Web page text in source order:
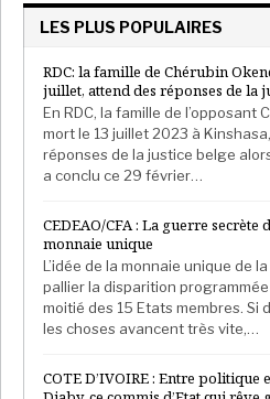
LES PLUS POPULAIRES
RDC: la famille de Chérubin
juillet, attend des réponses de la
En RDC, la famille de l’opposant
mort le 13 juillet 2023 à
réponses de la justice belge
a conclu ce 29 février…
CEDEAO/CFA : La guerre
monnaie unique
L’idée de la monnaie unique de
pallier la disparition
moitié des 15 Etats membres. Si
les choses avancent très vite,…
COTE D’IVOIRE : Entre